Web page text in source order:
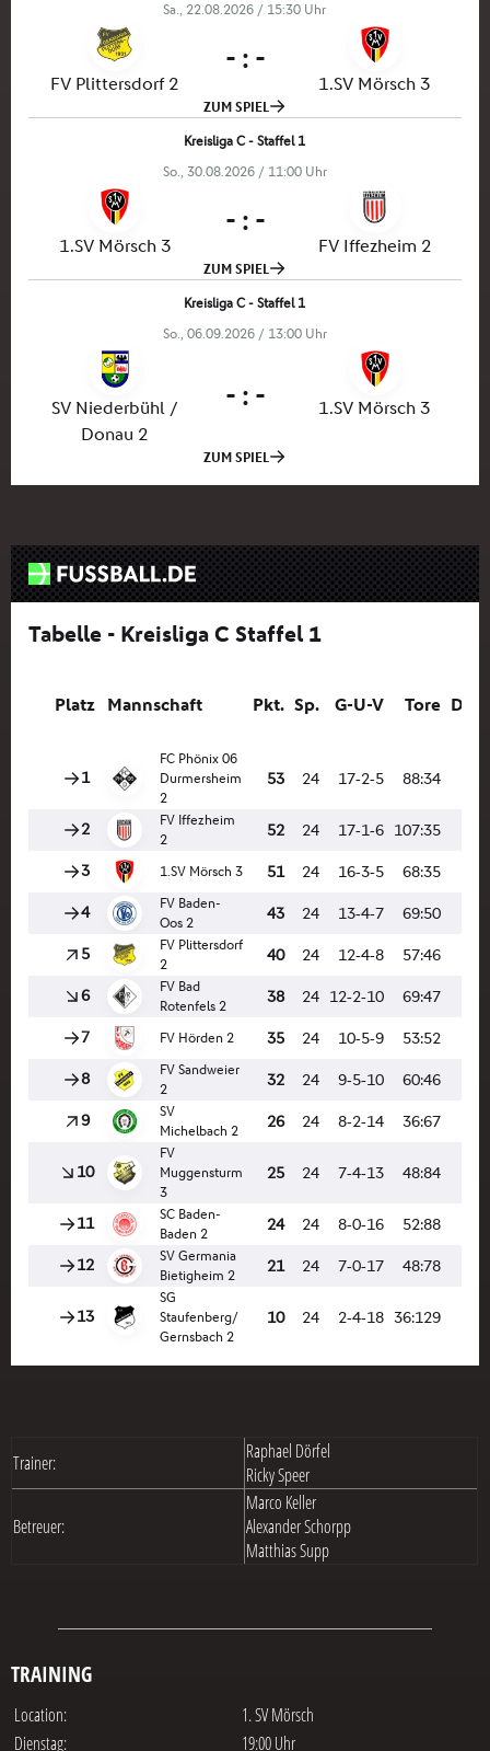
Trainer:
Raphael Dörfel
Ricky Speer
Betreuer:
Marco Keller
Alexander Schorpp
Matthias Supp
TRAINING
Location:
1. SV Mörsch
Dienstag:
19:00 Uhr